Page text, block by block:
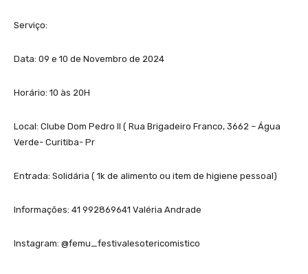
Serviço:
Data: 09 e 10 de Novembro de 2024
Horário: 10 às 20H
Local: Clube Dom Pedro II ( Rua Brigadeiro Franco, 3662 – Água
Verde- Curitiba- Pr
Entrada: Solidária ( 1k de alimento ou item de higiene pessoal)
Informações: 41 992869641 Valéria Andrade
Instagram: @femu_festivalesotericomistico